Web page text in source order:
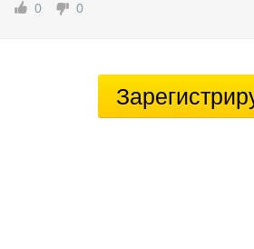
0 0